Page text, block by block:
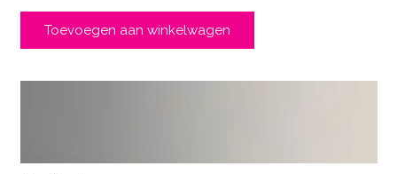
Toevoegen aan winkelwagen